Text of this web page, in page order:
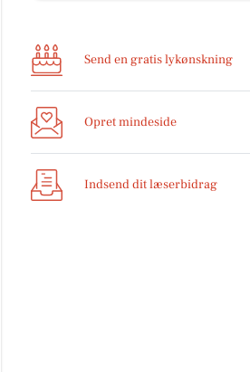
Send en gratis lykønskning
Opret mindeside
Indsend dit læserbidrag